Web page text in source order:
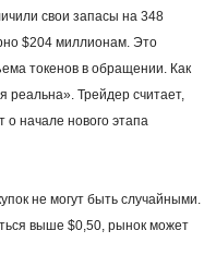
свои запасы на 348
$204 миллионам. Это
токенов в обращении. Как
реальна». Трейдер считает,
о начале нового этапа
не могут быть случайными.
выше $0,50, рынок может